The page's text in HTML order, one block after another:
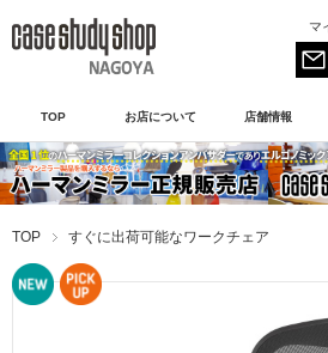
マ
TOP お店について 店舗情報
TOP すぐに出荷可能なワークチェア